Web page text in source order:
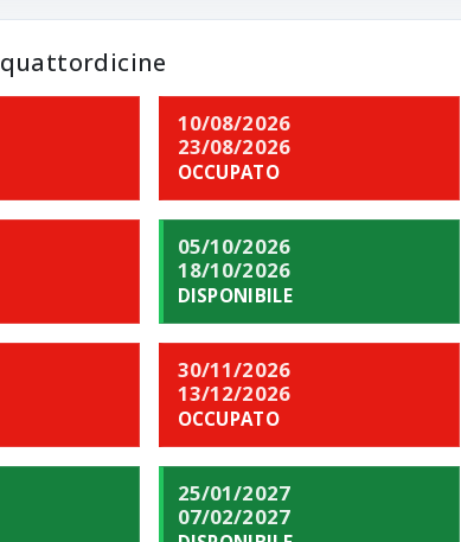
10/08/2026
23/08/2026
OCCUPATO
05/10/2026
18/10/2026
DISPONIBILE
30/11/2026
13/12/2026
OCCUPATO
25/01/2027
07/02/2027